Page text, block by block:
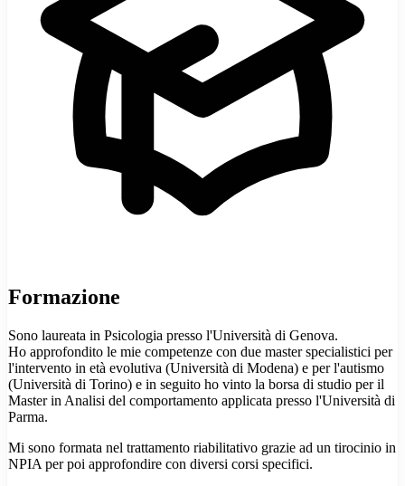
Formazione
Sono laureata in Psicologia presso l'Università di Genova.
Ho approfondito le mie competenze con due master specialistici per
l'intervento in età evolutiva (Università di Modena) e per l'autismo
(Università di Torino) e in seguito ho vinto la borsa di studio per il
Master in Analisi del comportamento applicata presso l'Università di
Parma.
Mi sono formata nel trattamento riabilitativo grazie ad un tirocinio in
NPIA per poi approfondire con diversi corsi specifici.